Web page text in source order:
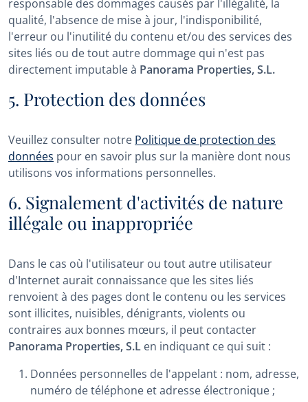
responsable des dommages causés par l'illégalité, la
qualité, l'absence de mise à jour, l'indisponibilité,
l'erreur ou l'inutilité du contenu et/ou des services des
sites liés ou de tout autre dommage qui n'est pas
directement imputable à Panorama Properties, S.L.
5. Protection des données
Veuillez consulter notre Politique de protection des
données pour en savoir plus sur la manière dont nous
utilisons vos informations personnelles.
6. Signalement d'activités de nature
illégale ou inappropriée
Dans le cas où l'utilisateur ou tout autre utilisateur
d'Internet aurait connaissance que les sites liés
renvoient à des pages dont le contenu ou les services
sont illicites, nuisibles, dénigrants, violents ou
contraires aux bonnes mœurs, il peut contacter
Panorama Properties, S.L en indiquant ce qui suit :
Données personnelles de l'appelant : nom, adresse,
numéro de téléphone et adresse électronique ;